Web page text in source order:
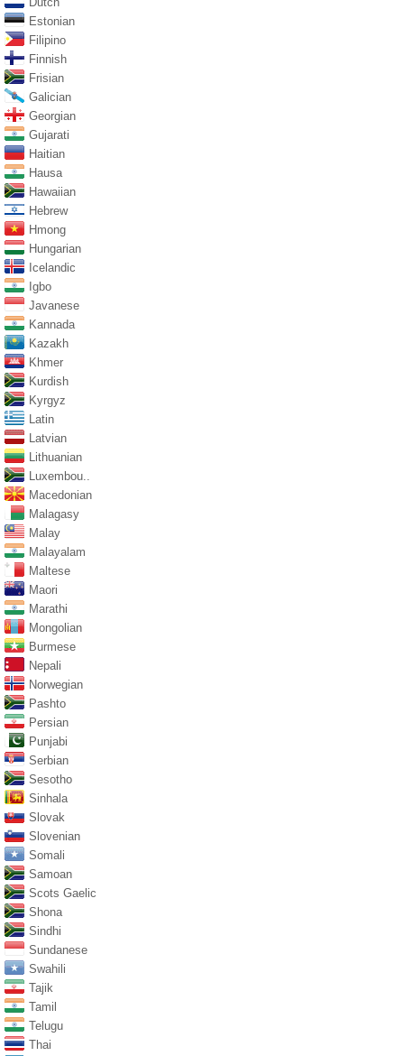
Estonian
Filipino
Finnish
Frisian
Galician
Georgian
Gujarati
Haitian
Hausa
Hawaiian
Hebrew
Hmong
Hungarian
Icelandic
Igbo
Javanese
Kannada
Kazakh
Khmer
Kurdish
Kyrgyz
Latin
Latvian
Lithuanian
Luxembou..
Macedonian
Malagasy
Malay
Malayalam
Maltese
Maori
Marathi
Mongolian
Burmese
Nepali
Norwegian
Pashto
Persian
Punjabi
Serbian
Sesotho
Sinhala
Slovak
Slovenian
Somali
Samoan
Scots Gaelic
Shona
Sindhi
Sundanese
Swahili
Tajik
Tamil
Telugu
Thai